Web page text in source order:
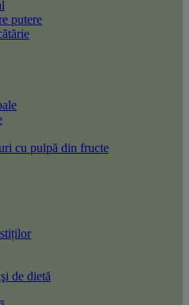
putere
cu pulpă din fructe
de dietă